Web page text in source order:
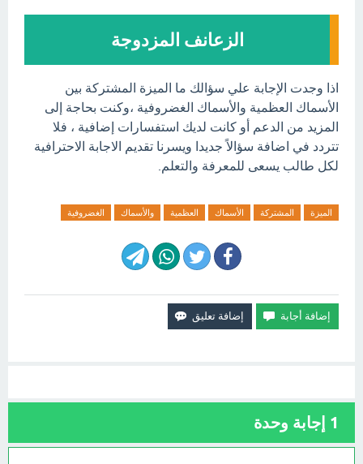
الزعانف المزدوجة
اذا وجدت الإجابة علي سؤالك ما الميزة المشتركة بين
الأسماك العظمية والأسماك الغضروفية ،وكنت بحاجة إلى
المزيد من الدعم أو كانت لديك استفسارات إضافية ، فلا
تتردد في اضافة سؤالاً جديدا ويسرنا تقديم الاجابة الاحترافية
لكل طالب يسعى للمعرفة والتعلم.
الميزة المشتركة الأسماك العظمية والأسماك الغضروفية
1 إجابة وحدة